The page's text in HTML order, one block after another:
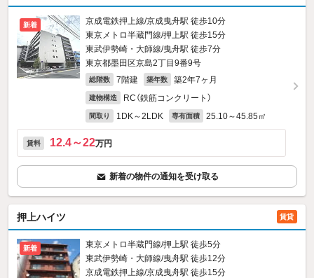
新着
京成電鉄押上線/京成曳舟駅 徒歩10分
東京メトロ半蔵門線/押上駅 徒歩15分
東武伊勢崎・大師線/曳舟駅 徒歩7分
東京都墨田区京島2丁目9番9号
総階数 7階建 築年数 築2年7ヶ月
建物構造 RC（鉄筋コンクリート）
間取り 1DK～2LDK 専有面積 25.10～45.85㎡
賃料 12.4～22万円
新着の物件の通知を受け取る
押上ハイツ 賃貸
新着
東京メトロ半蔵門線/押上駅 徒歩5分
東武伊勢崎・大師線/曳舟駅 徒歩12分
京成電鉄押上線/京成曳舟駅 徒歩15分